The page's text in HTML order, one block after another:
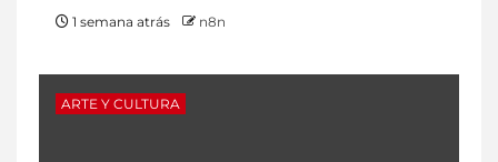
1 semana atrás n8n
ARTE Y CULTURA